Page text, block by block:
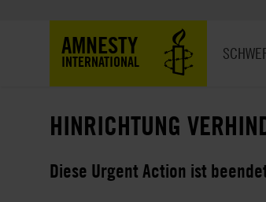
AMNESTY
INTERNATIONAL
HINRICHTUNG
Diese Urgent Action ist